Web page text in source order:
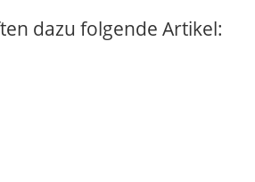
dazu folgende Artikel: